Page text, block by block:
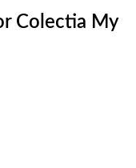
Colectia My